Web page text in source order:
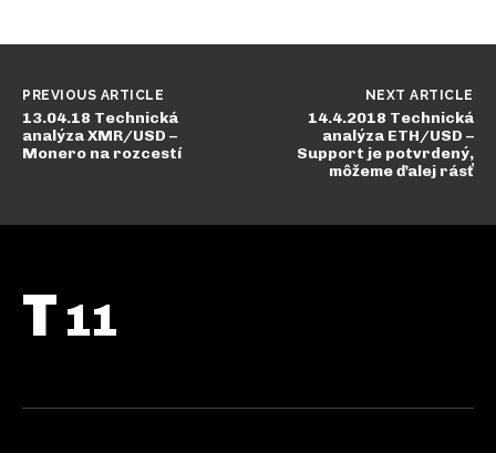
PREVIOUS ARTICLE
13.04.18 Technická
analýza XMR/USD –
Monero na rozcestí
NEXT ARTICLE
14.4.2018 Technická
analýza ETH/USD –
Support je potvrdený,
môžeme ďalej rásť
T 11